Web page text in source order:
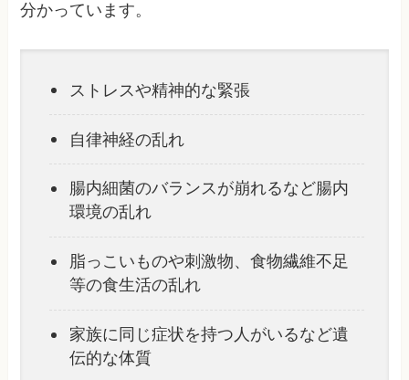
分かっています。
ストレスや精神的な緊張
自律神経の乱れ
腸内細菌のバランスが崩れるなど腸内
環境の乱れ
脂っこいものや刺激物、食物繊維不足
等の食生活の乱れ
家族に同じ症状を持つ人がいるなど遺
伝的な体質